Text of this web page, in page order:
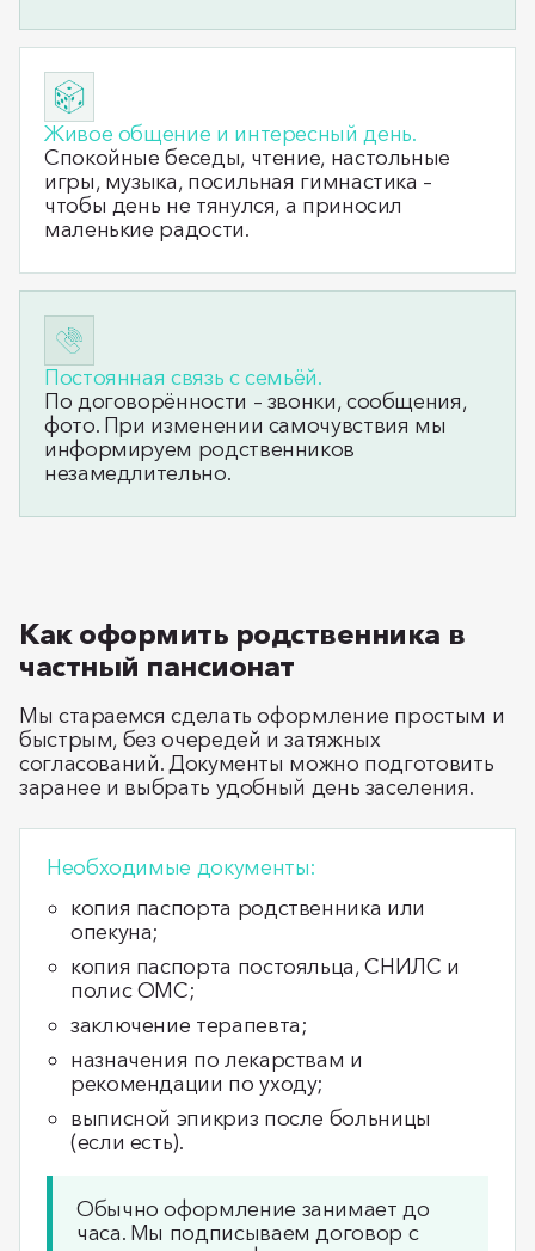
Живое общение и интересный день.
Спокойные беседы, чтение, настольные
игры, музыка, посильная гимнастика –
чтобы день не тянулся, а приносил
маленькие радости.
Постоянная связь с семьёй.
По договорённости – звонки, сообщения,
фото. При изменении самочувствия мы
информируем родственников
незамедлительно.
Как оформить родственника в
частный пансионат
Мы стараемся сделать оформление простым и
быстрым, без очередей и затяжных
согласований. Документы можно подготовить
заранее и выбрать удобный день заселения.
Необходимые документы:
копия паспорта родственника или
опекуна;
копия паспорта постояльца, СНИЛС и
полис ОМС;
заключение терапевта;
назначения по лекарствам и
рекомендации по уходу;
выписной эпикриз после больницы
(если есть).
Обычно оформление занимает до
часа. Мы подписываем договор с